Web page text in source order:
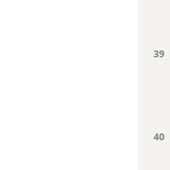
39
40